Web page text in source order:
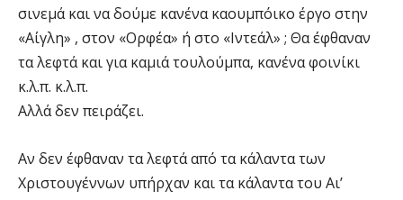
σινεμά και να δούμε κανένα καουμπόικο έργο στην
«Αίγλη» , στον «Ορφέα» ή στο «Ιντεάλ» ; Θα έφθαναν
τα λεφτά και για καμιά τουλούμπα, κανένα φοινίκι
κ.λ.π. κ.λ.π.
Αλλά δεν πειράζει.
Αν δεν έφθαναν τα λεφτά από τα κάλαντα των
Χριστουγέννων υπήρχαν και τα κάλαντα του Αι’